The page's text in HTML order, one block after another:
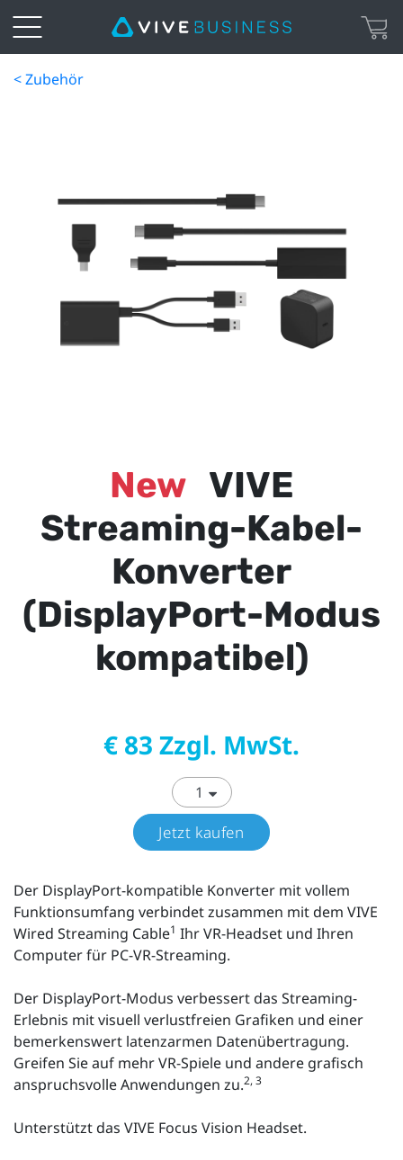
< Zubehör
New VIVE
Streaming-Kabel-
Konverter
(DisplayPort-Modus
kompatibel)
€ 83 Zzgl. MwSt.
Jetzt kaufen
Der DisplayPort-kompatible Konverter mit vollem
Funktionsumfang verbindet zusammen mit dem VIVE
Wired Streaming Cable1 Ihr VR-Headset und Ihren
Computer für PC-VR-Streaming.
Der DisplayPort-Modus verbessert das Streaming-
Erlebnis mit visuell verlustfreien Grafiken und einer
bemerkenswert latenzarmen Datenübertragung.
Greifen Sie auf mehr VR-Spiele und andere grafisch
anspruchsvolle Anwendungen zu.2, 3
Unterstützt das VIVE Focus Vision Headset.